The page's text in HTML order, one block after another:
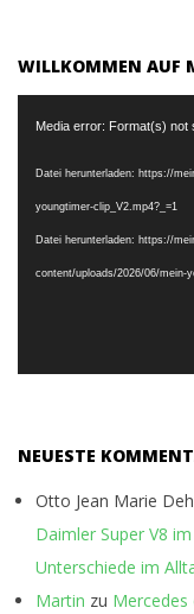
WILLKOMMEN AUF
Media error: Format(s)
Datei herunterladen: https://
youngtimer-clip_V2.mp4?_=1
Datei herunterladen: https://
content/uploads/2026/06/mein-
NEUESTE
Otto Jean Marie
Daimler Super V8
Unterschiede im
Martin zu Mercedes